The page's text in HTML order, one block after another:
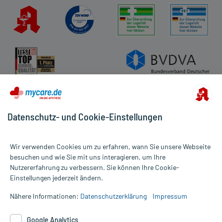
Alle Preise gelten inkl. MwSt., ggf. zzgl. Versandkosten
Informationen auf dieser Website werden ausschließlich für
die Untersuchung und Behandlung durch einen Arzt. Bitte
Datenschutz- und Cookie-Einstellungen
Wir verwenden Cookies um zu erfahren, wann Sie unsere Webseite
besuchen und wie Sie mit uns interagieren, um Ihre
Nutzererfahrung zu verbessern. Sie können Ihre Cookie-
Einstellungen jederzeit ändern.
Nähere Informationen: Datenschutzerklärung Impressum
Google Analytics